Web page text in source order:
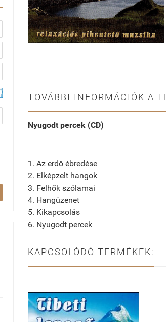
TOVÁBBI INFORMÁCIÓK A
Nyugodt percek (CD)
1. Az erdő ébredése
2. Elképzelt hangok
3. Felhők szólamai
4. Hangüzenet
5. Kikapcsolás
6. Nyugodt percek
KAPCSOLÓDÓ TERMÉKEK: